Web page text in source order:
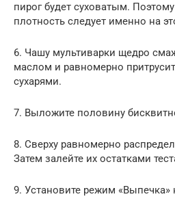
пирог будет суховатым.
плотность следует именно на
6. Чашу мультиварки щедро
маслом и равномерно
сухарями.
7. Выложите половину
8. Сверху равномерно
Затем залейте их остатками
9. Установите режим «Выпечка»